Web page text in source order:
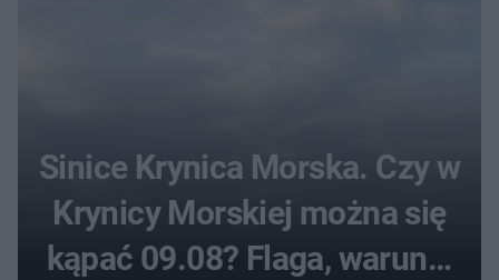
Sinice Krynica Morska. Czy w
Krynicy Morskiej można się
kąpać 09.08? Flaga, warunki